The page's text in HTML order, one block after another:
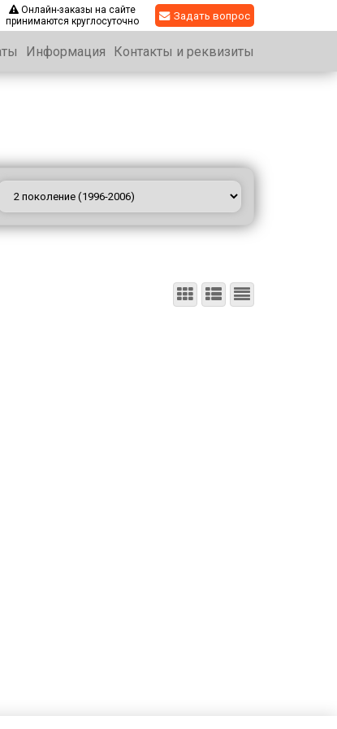
Онлайн-заказы на сайте
принимаются круглосуточно
Задать вопрос
Информация Контакты и реквизиты